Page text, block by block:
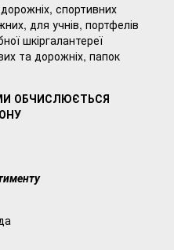
спортивних
для учнів, портфелів
шкіргалантереї
та дорожніх, папок
ОБЧИСЛЮЄТЬСЯ